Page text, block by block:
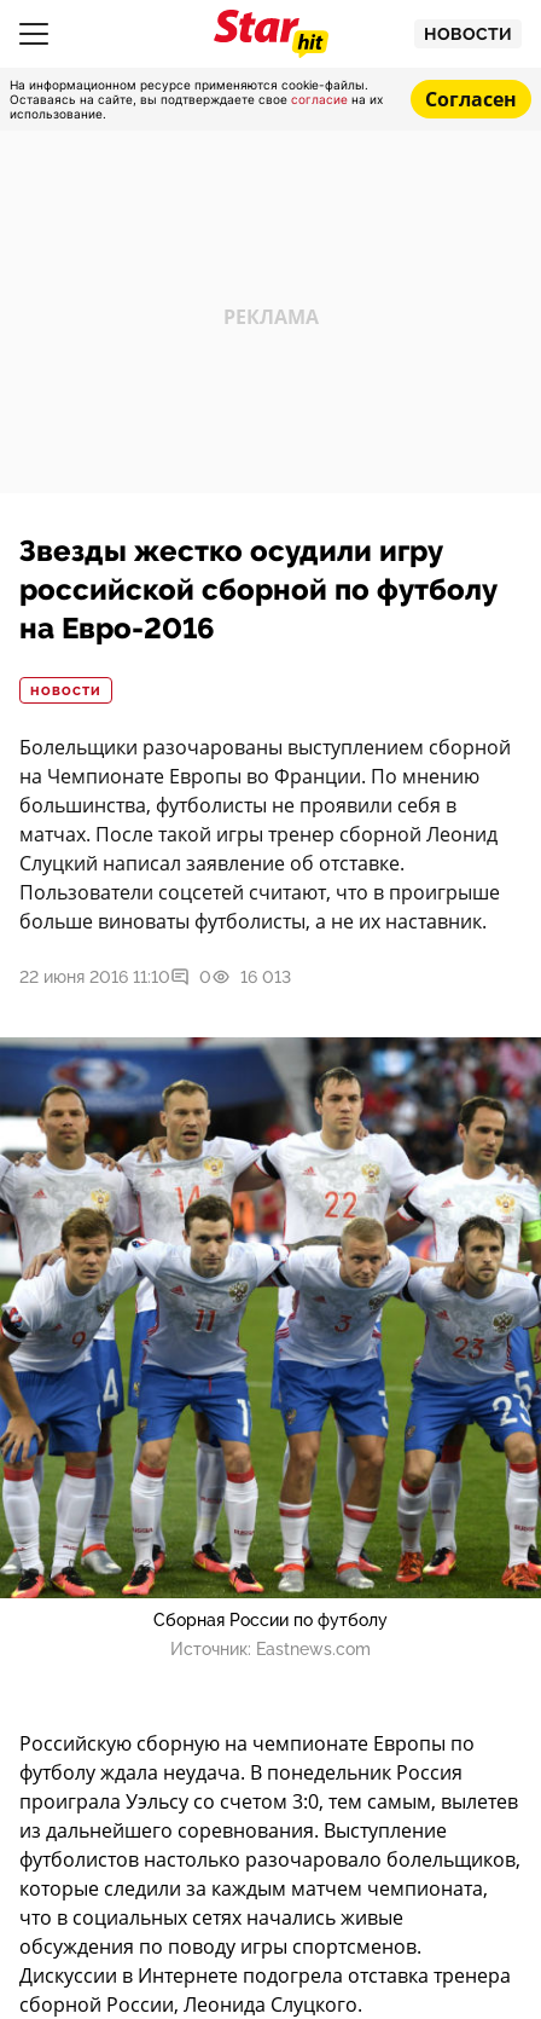
НОВОСТИ
На информационном ресурсе применяются cookie-файлы.
Оставаясь на сайте, вы подтверждаете свое согласие на их
использование.
Согласен
Звезды жестко осудили игру
российской сборной по футболу
на Евро-2016
НОВОСТИ
Болельщики разочарованы выступлением сборной
на Чемпионате Европы во Франции. По мнению
большинства, футболисты не проявили себя в
матчах. После такой игры тренер сборной Леонид
Слуцкий написал заявление об отставке.
Пользователи соцсетей считают, что в проигрыше
больше виноваты футболисты, а не их наставник.
22 июня 2016 11:10 0 16 013
Сборная России по футболу
Источник: Eastnews.com
Российскую сборную на чемпионате Европы по
футболу ждала неудача. В понедельник Россия
проиграла Уэльcу со счетом 3:0, тем самым, вылетев
из дальнейшего соревнования. Выступление
футболистов настолько разочаровало болельщиков,
которые следили за каждым матчем чемпионата,
что в социальных сетях начались живые
обсуждения по поводу игры спортсменов.
Дискуссии в Интернете подогрела отставка тренера
сборной России, Леонида Слуцкого.